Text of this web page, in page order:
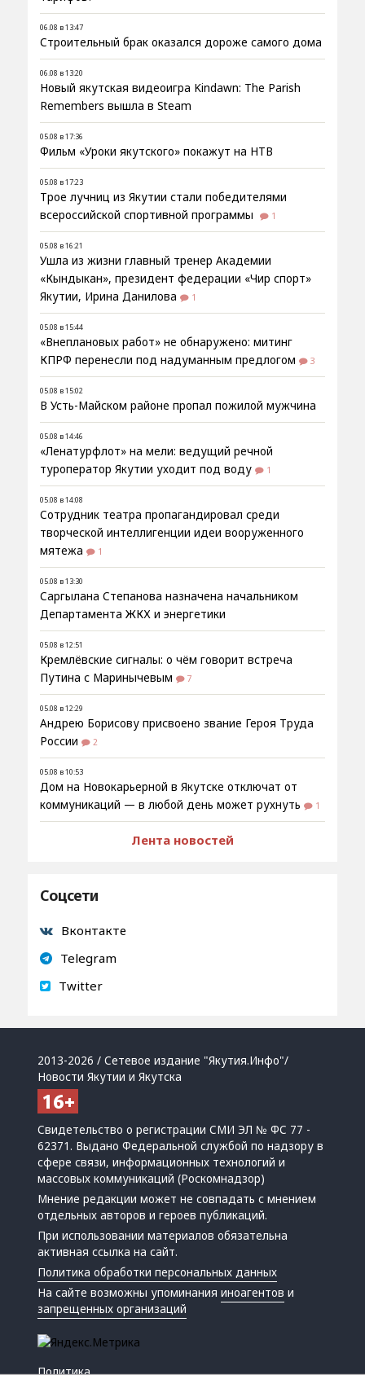
06.08 в 13:47
Строительный брак оказался дороже самого дома
06.08 в 13:20
Новый якутская видеоигра Kindawn: The Parish
Remembers вышла в Steam
05.08 в 17:36
Фильм «Уроки якутского» покажут на НТВ
05.08 в 17:23
Трое лучниц из Якутии стали победителями
всероссийской спортивной программы
1
05.08 в 16:21
Ушла из жизни главный тренер Академии
«Кындыкан», президент федерации «Чир спорт»
Якутии, Ирина Данилова
1
05.08 в 15:44
«Внеплановых работ» не обнаружено: митинг
КПРФ перенесли под надуманным предлогом
3
05.08 в 15:02
В Усть-Майском районе пропал пожилой мужчина
05.08 в 14:46
«Ленатурфлот» на мели: ведущий речной
туроператор Якутии уходит под воду
1
05.08 в 14:08
Сотрудник театра пропагандировал среди
творческой интеллигенции идеи вооруженного
мятежа
1
05.08 в 13:30
Саргылана Степанова назначена начальником
Департамента ЖКХ и энергетики
05.08 в 12:51
Кремлёвские сигналы: о чём говорит встреча
Путина с Маринычевым
7
05.08 в 12:29
Андрею Борисову присвоено звание Героя Труда
России
2
05.08 в 10:53
Дом на Новокарьерной в Якутске отключат от
коммуникаций — в любой день может рухнуть
1
Лента новостей
Соцсети
Вконтакте
Telegram
Twitter
2013-2026 / Сетевое издание "Якутия.Инфо"/
Новости Якутии и Якутска
Свидетельство о регистрации СМИ ЭЛ № ФС 77 -
62371. Выдано Федеральной службой по надзору в
сфере связи, информационных технологий и
массовых коммуникаций (Роскомнадзор)
Мнение редакции может не совпадать с мнением
отдельных авторов и героев публикаций.
При использовании материалов обязательна
активная ссылка на сайт.
Политика обработки персональных данных
На сайте возможны упоминанияиноагентов и
запрещенных организаций
Политика